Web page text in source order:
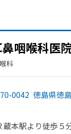
咽喉科医
科
0042 徳島県徳
蔵本駅より徒歩５